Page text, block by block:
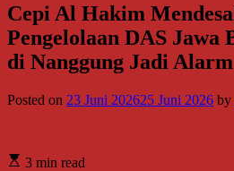
Cepi Al Hakim
Pengelolaan DAS
di Nanggung Jadi
Posted on 23 Juni 202625 Juni 2026 by
3 min read